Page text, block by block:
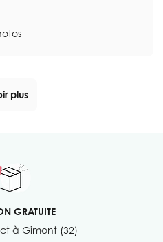
plus
GRATUITE
à Gimont (32)